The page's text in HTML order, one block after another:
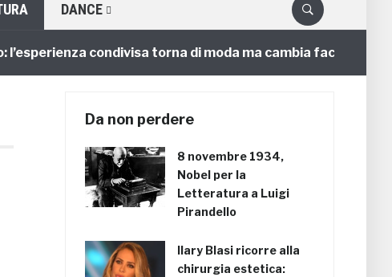
DANCE
condivisa torna di moda ma cambia faccia
Da non perdere
8 novembre 1934,
Nobel per la
Letteratura a Luigi
Pirandello
Ilary Blasi ricorre alla
chirurgia estetica: